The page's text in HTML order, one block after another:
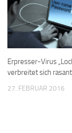
Erpresser-Virus
verbreitet sich rasant
27. FEBRUAR 2016